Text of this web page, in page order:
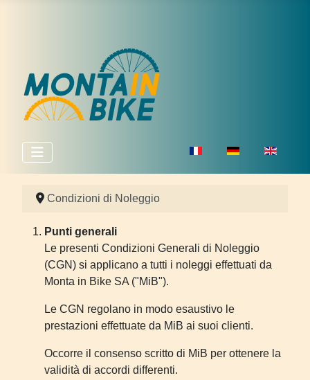
Seleziona la tua lingua
Condizioni di Noleggio
Punti generali
Le presenti Condizioni Generali di Noleggio
(CGN) si applicano a tutti i noleggi effettuati da
Monta in Bike SA ("MiB").
Le CGN regolano in modo esaustivo le
prestazioni effettuate da MiB ai suoi clienti.
Occorre il consenso scritto di MiB per ottenere la
validità di accordi differenti.